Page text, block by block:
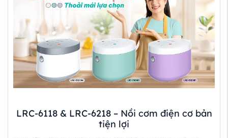
LRC-6118 & LRC-6218 – Nồi cơm điện cơ bản
tiện lợi